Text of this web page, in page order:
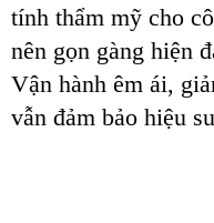
tính thẩm mỹ cho
nên gọn gàng hiện
Vận hành êm ái,
vẫn đảm bảo hiệu